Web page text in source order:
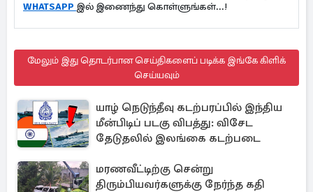
WHATSAPP இல் இணைந்து கொள்ளுங்கள்...!
மேலும் இது தொடர்பான செய்திகளைப் படிக்க இங்கே கிளிக்
செய்யவும்
யாழ் நெடுந்தீவு கடற்பரப்பில் இந்திய
மீன்பிடிப் படகு விபத்து: விசேட
தேடுதலில் இலங்கை கடற்படை
மரணவீட்டிற்கு சென்று
திரும்பியவர்களுக்கு நேர்ந்த கதி